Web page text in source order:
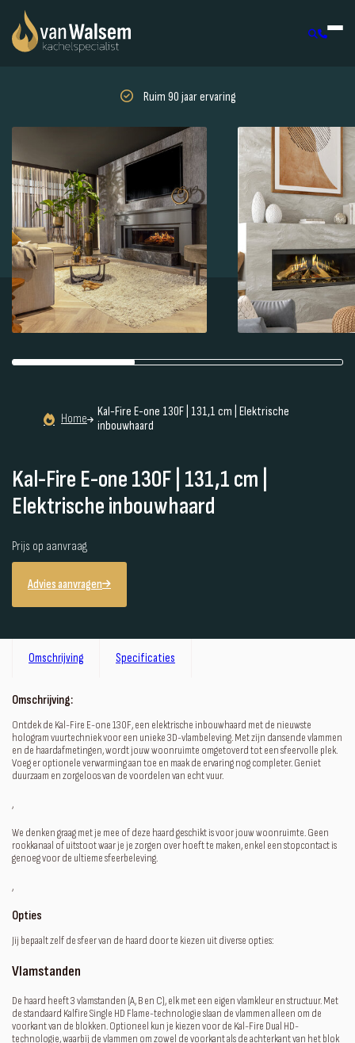
Ruim 90 jaar ervaring
Home
Kal-Fire E-one 130F | 131,1 cm | Elektrische
inbouwhaard
Kal-Fire E-one 130F | 131,1 cm |
Elektrische inbouwhaard
Prijs op aanvraag
Advies aanvragen
Omschrijving Specificaties
Omschrijving:
Ontdek de Kal-Fire E-one 130F, een elektrische inbouwhaard met de nieuwste
hologram vuurtechniek voor een unieke 3D-vlambeleving. Met zijn dansende vlammen
en de haardafmetingen, wordt jouw woonruimte omgetoverd tot een sfeervolle plek.
Voeg er optionele verwarming aan toe en maak de ervaring nog completer. Geniet
duurzaam en zorgeloos van de voordelen van echt vuur.
‚
We denken graag met je mee of deze haard geschikt is voor jouw woonruimte. Geen
rookkanaal of uitstoot waar je je zorgen over hoeft te maken, enkel een stopcontact is
genoeg voor de ultieme sfeerbeleving.
‚
Opties
Jij bepaalt zelf de sfeer van de haard door te kiezen uit diverse opties:
Vlamstanden
De haard heeft 3 vlamstanden (A, B en C), elk met een eigen vlamkleur en structuur. Met
de standaard Kalfire Single HD Flame-technologie slaan de vlammen alleen om de
voorkant van de blokken. Optioneel kun je kiezen voor de Kal-Fire Dual HD-
technologie, waarbij de vlammen om zowel de voorkant als de achterkant van het blok